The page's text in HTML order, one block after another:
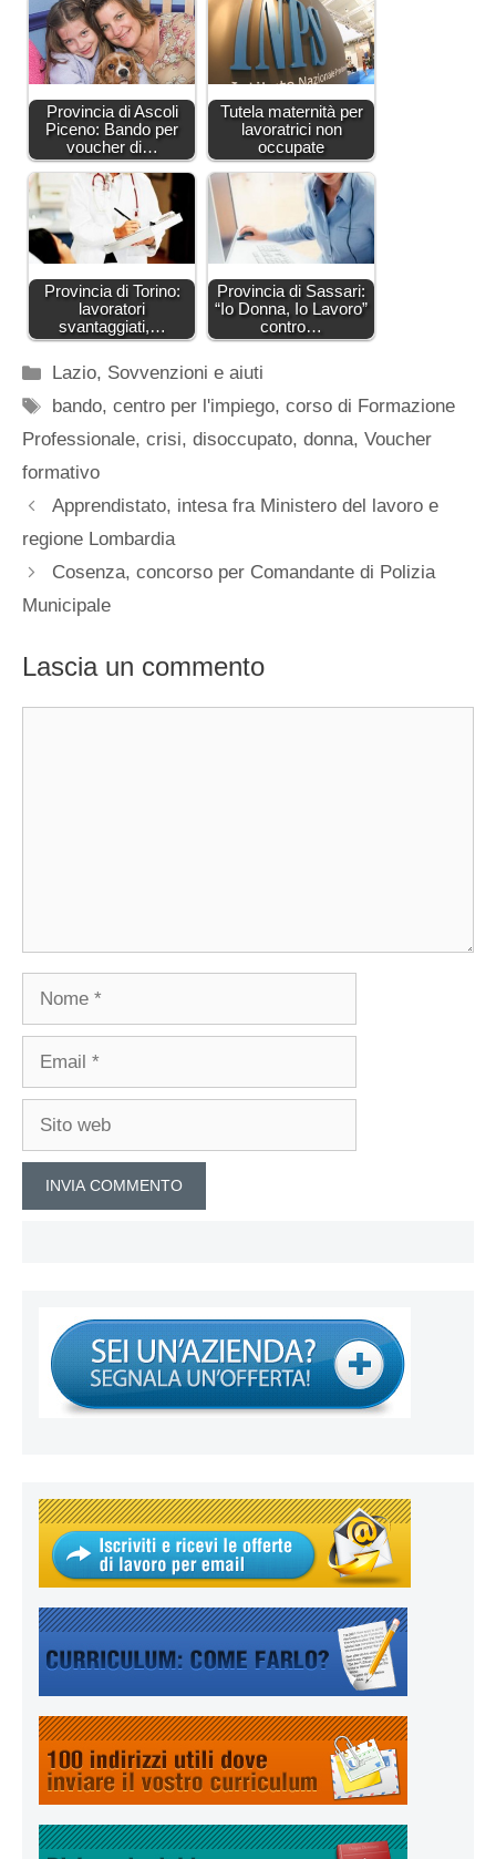
Provincia di Ascoli
Piceno: Bando per
voucher di…
Tutela maternità per
lavoratrici non
occupate
Provincia di Torino:
lavoratori
svantaggiati,…
Provincia di Sassari:
“Io Donna, Io Lavoro”
contro…
Categorie
Lazio, Sovvenzioni e aiuti
Tag
bando,centro per l'impiego,corso di Formazione
Professionale, crisi, disoccupato, donna, Voucher
formativo
Apprendistato, intesa fra Ministero del lavoro e
regione Lombardia
Cosenza, concorso per Comandante di Polizia
Municipale
Lascia un commento
Nome
Email
Sito